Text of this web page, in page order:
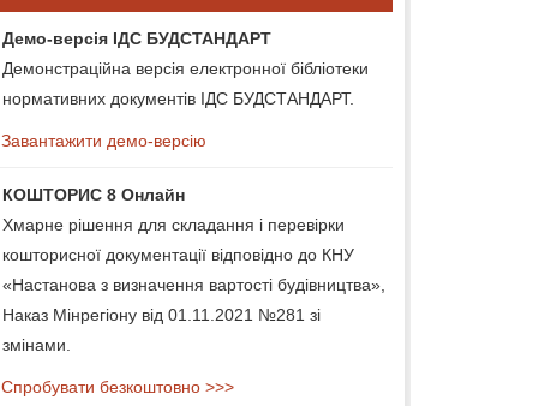
Демо-версія ІДС БУДСТАНДАРТ
Демонстраційна версія електронної бібліотеки
нормативних документів ІДС БУДСТАНДАРТ.
Завантажити демо-версію
КОШТОРИС 8 Онлайн
Хмарне рішення для складання і перевірки
кошторисної документації відповідно до КНУ
«Настанова з визначення вартості будівництва»,
Наказ Мінрегіону від 01.11.2021 №281 зі
змінами.
Спробувати безкоштовно >>>